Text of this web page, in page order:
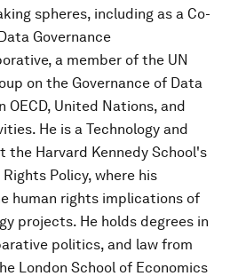
spheres, including as a Co-
Governance
a member of the UN
on the Governance of Data
OECD, United Nations, and
He is a Technology and
the Harvard Kennedy School's
Policy, where his
human rights implications of
projects. He holds degrees in
politics, and law from
London School of Economics